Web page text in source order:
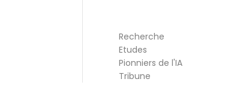
Recherche
Etudes
Pionniers de l'IA
Tribune